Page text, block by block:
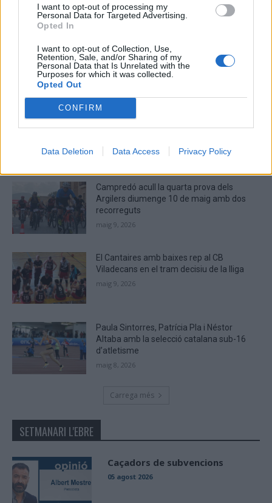
I want to opt-out of processing my
Personal Data for Targeted Advertising.
Opted In
I want to opt-out of Collection, Use,
Retention, Sale, and/or Sharing of my
Personal Data that Is Unrelated with the
Purposes for which it was collected.
Opted Out
CONFIRM
Data Deletion Data Access Privacy Policy
characters
CAPTCHA
verify
human.
ÚLTIMES NOTÍCIES
La Cursa de l’Aldea segona d’etiqueta d’or
de la Running Sèries Terres de l’Ebre
Campredó acull la quarta prova dels
Argilers diumenge 10 de maig amb dos
recorreguts
maig 9, 2026
El Cantaires amb baixes rep al CB
Viladecans en el tram decisiu de la lliga
maig 9, 2026
Paula Sintorres, Patrícia Pla i Néstor
Altaba amb la selecció catalana sub-16
d’atletisme
maig 8, 2026
Carrega més
SETMANARI L'EBRE
Caçadors de subvencions
05 agost 2026